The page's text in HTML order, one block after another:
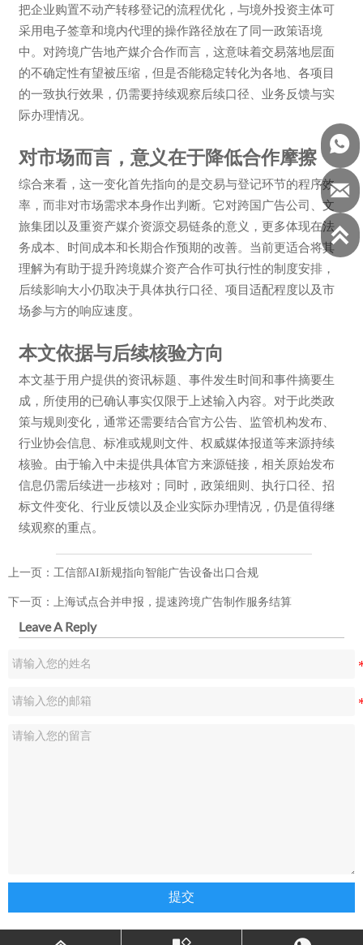
把企业购置不动产转移登记的流程优化，与境外投资主体可
采用电子签章和境内代理的操作路径放在了同一政策语境
中。对跨境广告地产媒介合作而言，这意味着交易落地层面
的不确定性有望被压缩，但是否能稳定转化为各地、各项目
的一致执行效果，仍需要持续观察后续口径、业务反馈与实
际办理情况。
对市场而言，意义在于降低合作摩擦
综合来看，这一变化首先指向的是交易与登记环节的程序效
率，而非对市场需求本身作出判断。它对跨国广告公司、文
旅集团以及重资产媒介资源交易链条的意义，更多体现在法
务成本、时间成本和长期合作预期的改善。当前更适合将其
理解为有助于提升跨境媒介资产合作可执行性的制度安排，
后续影响大小仍取决于具体执行口径、项目适配程度以及市
场参与方的响应速度。
本文依据与后续核验方向
本文基于用户提供的资讯标题、事件发生时间和事件摘要生
成，所使用的已确认事实仅限于上述输入内容。对于此类政
策与规则变化，通常还需要结合官方公告、监管机构发布、
行业协会信息、标准或规则文件、权威媒体报道等来源持续
核验。由于输入中未提供具体官方来源链接，相关原始发布
信息仍需后续进一步核对；同时，政策细则、执行口径、招
标文件变化、行业反馈以及企业实际办理情况，仍是值得继
续观察的重点。
上一页： 工信部AI新规指向智能广告设备出口合规
下一页： 上海试点合并申报，提速跨境广告制作服务结算
Leave A Reply
提交


